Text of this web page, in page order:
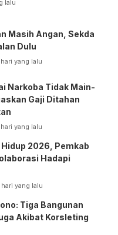
lalu
Masih Angan, Sekda
Dulu
yang lalu
Narkoba Tidak Main-
Gaji Ditahan
yang lalu
2026, Pemkab
Hadapi
yang lalu
Tiga Bangunan
Akibat Korsleting